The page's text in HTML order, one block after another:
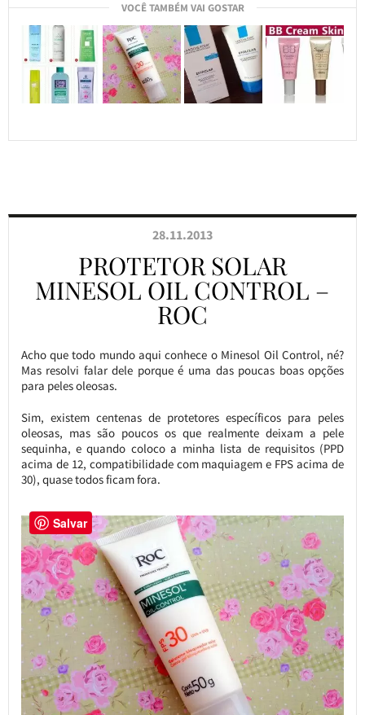
VOCÊ TAMBÉM VAI GOSTAR
28.11.2013
PROTETOR SOLAR
MINESOL OIL CONTROL –
ROC
Acho que todo mundo aqui conhece o Minesol Oil Control, né?
Mas resolvi falar dele porque é uma das poucas boas opções
para peles oleosas.
Sim, existem centenas de protetores específicos para peles
oleosas, mas são poucos os que realmente deixam a pele
sequinha, e quando coloco a minha lista de requisitos (PPD
acima de 12, compatibilidade com maquiagem e FPS acima de
30), quase todos ficam fora.
Salvar